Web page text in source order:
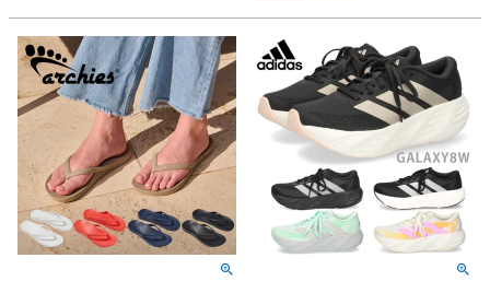
9
10 11 13 14
15
16
17 18 20 21
22
24 25 27 28
29
30
31
2026 年9月
日 月 火 木 金
土
1
3
5